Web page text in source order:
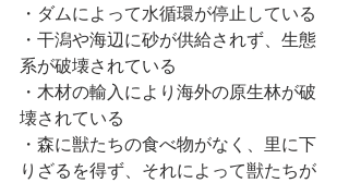
・ダムによって水循環が停止している
・干潟や海辺に砂が供給されず、生態
系が破壊されている
・木材の輸入により海外の原生林が破
壊されている
・森に獣たちの食べ物がなく、里に下
りざるを得ず、それによって獣たちが